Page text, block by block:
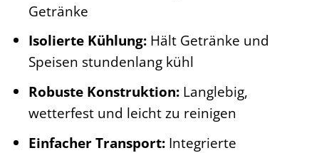
Getränke
Isolierte Kühlung:Hält Getränke und
Speisen stundenlang kühl
Robuste Konstruktion:Langlebig,
wetterfest und leicht zu reinigen
Einfacher Transport:Integrierte